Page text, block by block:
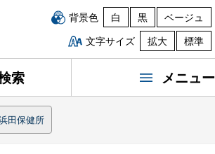
背景色 白 黒
ベージュ
文字サイズ
拡大 標準
索 メニュー
田保健所